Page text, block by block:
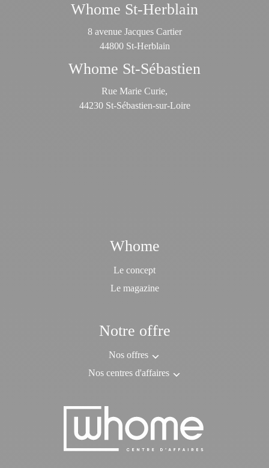
Whome St-Herblain
8 avenue Jacques Cartier
44800 St-Herblain
Whome St-Sébastien
Rue Marie Curie,
44230 St-Sébastien-sur-Loire
Whome
Le concept
Le magazine
Notre offre
Nos offres
Nos centres d'affaires